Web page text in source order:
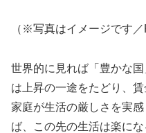
（※写真はイメージです／
世界的に見れば「豊かな
は上昇の一途をたどり、
家庭が生活の厳しさを実
ば、この先の生活は楽に